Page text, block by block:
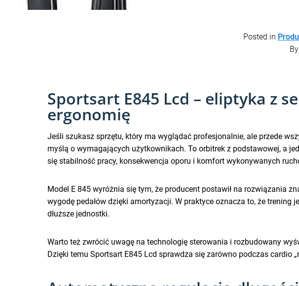
Posted in
By
Sportsart E845 Lcd – eliptyka z
ergonomię
Jeśli szukasz sprzętu, który ma wyglądać profesjonalnie, ale przede
myślą o wymagających użytkownikach. To orbitrek z podstawowej, a
się stabilność pracy, konsekwencja oporu i komfort wykonywanych
Model E 845 wyróżnia się tym, że producent postawił na rozwiązania
wygodę pedałów dzięki amortyzacji. W praktyce oznacza to, że
dłuższe jednostki.
Warto też zwrócić uwagę na technologię sterowania i rozbudowany
Dzięki temu Sportsart E845 Lcd sprawdza się zarówno podczas cardio